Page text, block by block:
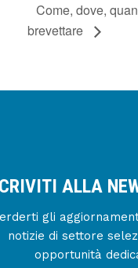
Come, dove,
brevettare
ALLA
gli
notizie di settore
opportunità